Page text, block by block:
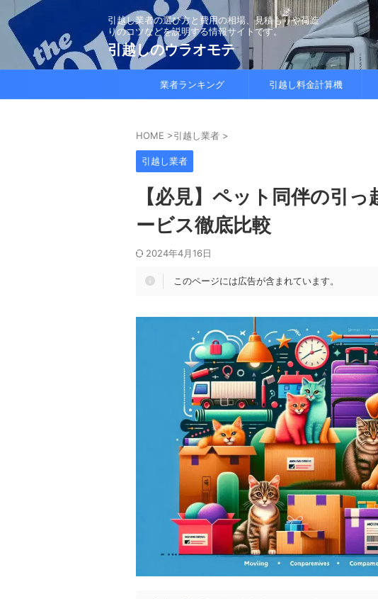
引越し業者の選び方と費用の相場、見積もりや荷造
りのコツなどを説明する情報サイトです。
引越しのウラオモテ
業者ランキング 引越し料金計算機
HOME >引越し業者 >
引越し業者
【必見】ペット同伴の引
ービス徹底比較
2024年4月16日
このページには広告が含まれています。